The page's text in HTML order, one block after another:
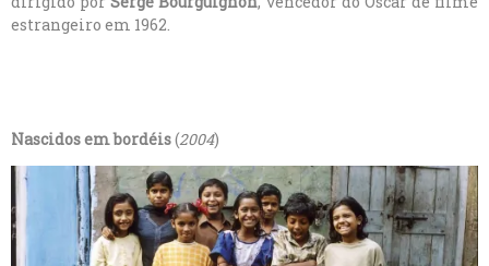
estrangeiro em 1962.
Nascidos em bordéis(2004)